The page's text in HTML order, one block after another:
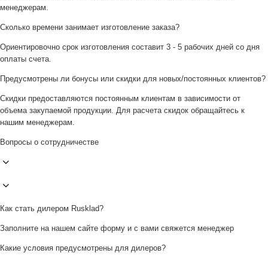
менеджерам.
Сколько времени занимает изготовление заказа?
Ориентировочно срок изготовления составит 3 - 5 рабочих дней со дня
оплаты счета.
Предусмотрены ли бонусы или скидки для новых/постоянных клиентов?
Скидки предоставляются постоянным клиентам в зависимости от
объема закупаемой продукции. Для расчета скидок обращайтесь к
нашим менеджерам.
Вопросы о сотрудничестве
Как стать дилером Rusklad?
Заполните на нашем сайте форму и с вами свяжется менеджер
Какие условия предусмотрены для дилеров?